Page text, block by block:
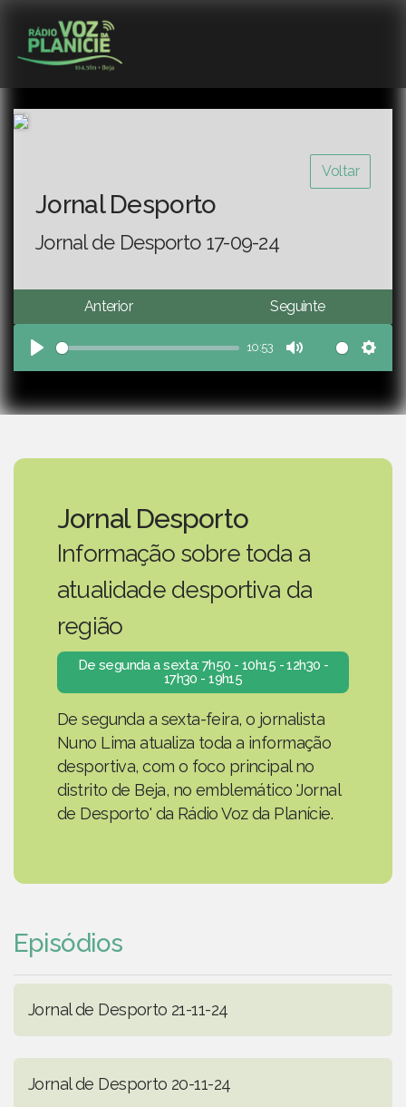
Voltar
Jornal Desporto
Jornal de Desporto 17-09-24
Anterior Seguinte
Play
10:53
Mute
Jornal Desporto
Informação sobre toda a
atualidade desportiva da
região
De segunda a sexta: 7h50 - 10h15 - 12h30 -
17h30 - 19h15
De segunda a sexta-feira, o jornalista
Nuno Lima atualiza toda a informação
desportiva, com o foco principal no
distrito de Beja, no emblemático 'Jornal
de Desporto' da Rádio Voz da Planície.
Episódios
Jornal de Desporto 21-11-24
Jornal de Desporto 20-11-24